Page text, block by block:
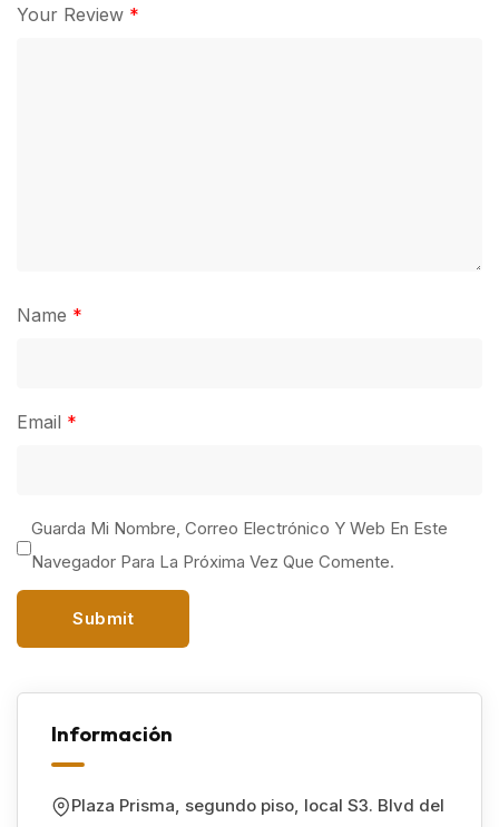
Your Review *
Name *
Email *
Guarda Mi Nombre, Correo Electrónico Y Web En Este
Navegador Para La Próxima Vez Que Comente.
Información
Plaza Prisma, segundo piso, local S3. Blvd del